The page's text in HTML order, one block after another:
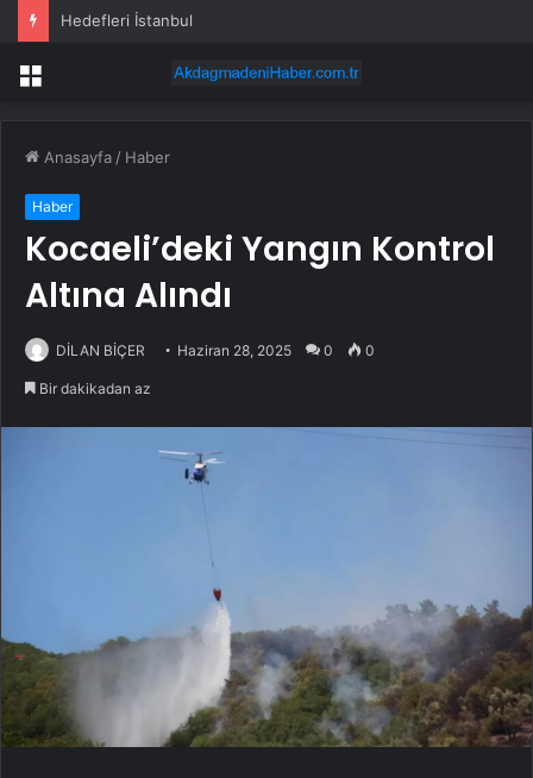
Hedefleri İstanbul
Menü
Anasayfa / Haber
Haber
Kocaeli’deki Yangın Kontrol
Altına Alındı
DİLAN BİÇER Haziran 28, 2025 0 0
Bir dakikadan az